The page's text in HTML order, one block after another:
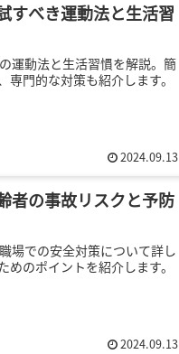
すべき運動法と生活習
運動法と生活習慣を解説。簡
門的な対策も紹介します。
2024.09.13
者の事故リスクと予防
場での安全対策について詳し
のポイントを紹介します。
2024.09.13